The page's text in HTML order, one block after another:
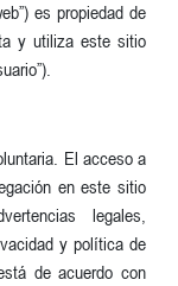
es propiedad de
y utiliza este sitio
El acceso a
en este sitio
legales,
y política de
de acuerdo con